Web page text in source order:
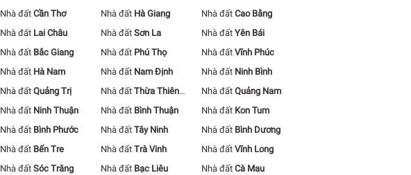
Nhà đất Cần Thơ Nhà đất Hà Giang Nhà đất Cao Bằng
Nhà đất Lai Châu Nhà đất Sơn La Nhà đất Yên Bái
Nhà đất Bắc Giang Nhà đất Phú Thọ Nhà đất Vĩnh Phúc
Nhà đất Hà Nam Nhà đất Nam Định Nhà đất Ninh Bình
Nhà đất Quảng Trị Nhà đất Thừa Thiên
Nhà đất Quảng Nam
Nhà đất Ninh Thuận Nhà đất Bình Thuận Nhà đất Kon Tum
Nhà đất Bình Phước Nhà đất Tây Ninh Nhà đất Bình Dương
Nhà đất Bến Tre Nhà đất Trà Vinh Nhà đất Vĩnh Long
Nhà đất Sóc Trăng Nhà đất Bạc Liêu Nhà đất Cà Mau